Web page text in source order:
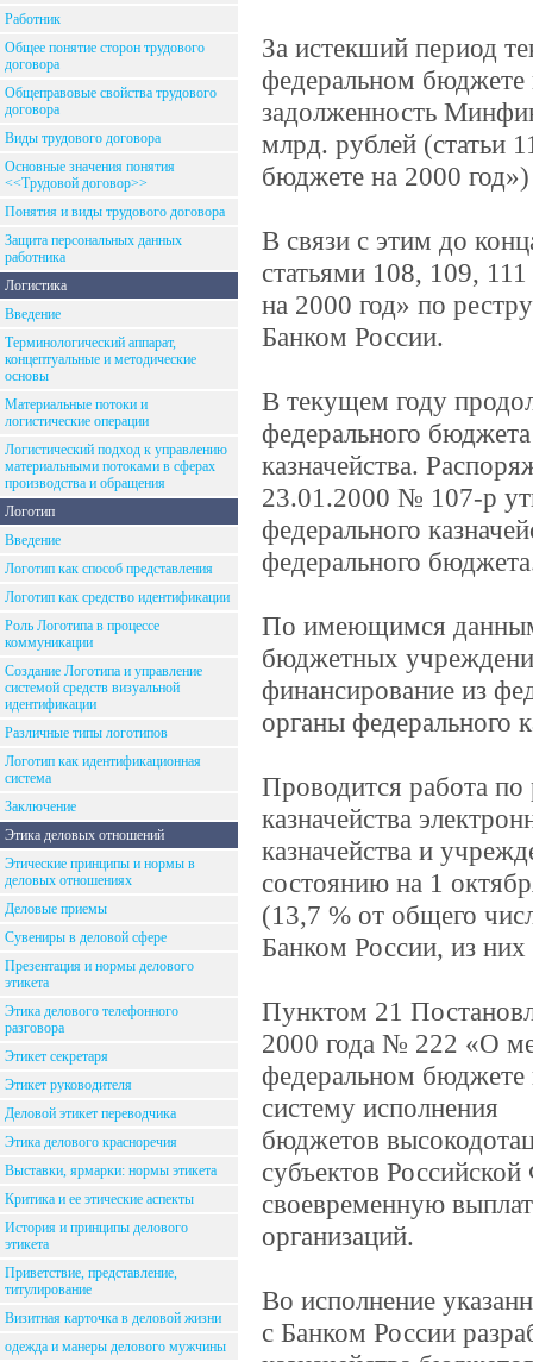
Работник
Общее понятие сторон трудового
договора
Общеправовые свойства трудового
договора
Виды трудового договора
Основные значения понятия
<<Трудовой договор>>
Понятия и виды трудового договора
Защита персональных данных
работника
Логистика
Введение
Терминологический аппарат,
концептуальные и методические
основы
Материальные потоки и
логистические операции
Логистический подход к управлению
материальными потоками в сферах
производства и обращения
Логотип
Введение
Логотип как способ представления
Логотип как средство идентификации
Роль Логотипа в процессе
коммуникации
Создание Логотипа и управление
системой средств визуальной
идентификации
Различные типы логотипов
Логотип как идентификационная
система
Заключение
Этика деловых отношений
Этические принципы и нормы в
деловых отношениях
Деловые приемы
Сувениры в деловой сфере
Презентация и нормы делового
этикета
Этика делового телефонного
разговора
Этикет секретаря
Этикет руководителя
Деловой этикет переводчика
Этика делового красноречия
Выставки, ярмарки: нормы этикета
Критика и ее этические аспекты
История и принципы делового
этикета
Приветствие, представление,
титулирование
Визитная карточка в деловой жизни
одежда и манеры делового мужчины
За истекший период
федеральном бюджете
задолженность
млрд. рублей (статьи
бюджете на 2000 год»)
В связи с этим до
статьями 108, 109,
на 2000 год» по
Банком России.
В текущем году
федерального
казначейства.
23.01.2000 № 107-р
федерального
федерального
По имеющимся
бюджетных
финансирование из
органы федерального
Проводится работа
казначейства
казначейства и
состоянию на 1
(13,7 % от общего
Банком России, из
Пунктом 21
2000 года № 222 «О
федеральном бюджете
систему исполнения
бюджетов
субъектов
своевременную
организаций.
Во исполнение
с Банком России